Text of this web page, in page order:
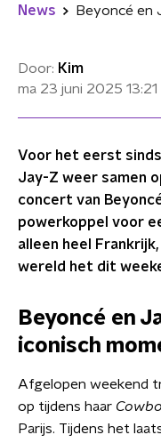
News
Door: Kim
ma 23 juni 2025 13:21
Voor het eerst
Jay-Z weer samen
concert van
powerkoppel voor
alleen heel
wereld het dit
Beyoncé en
iconisch
Afgelopen weekend
op tijdens haar
Parijs. Tijdens het